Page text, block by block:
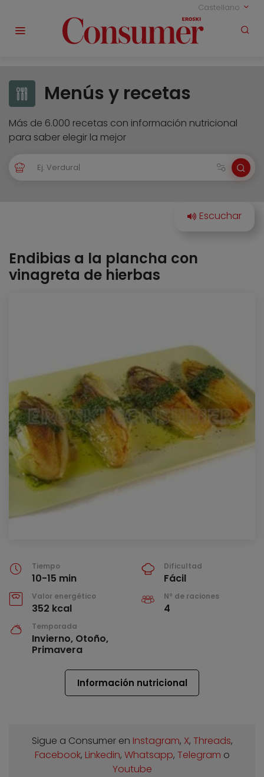
Castellano
Menús y recetas
Más de 6.000 recetas con información nutricional
para saber elegir la mejor
Endibias a la plancha con
vinagreta de hierbas
Tiempo
10-15 min
Dificultad
Fácil
Valor energético
352 kcal
Nº de raciones
4
Temporada
Invierno, Otoño,
Primavera
Información nutricional
Sigue a Consumer en Instagram, X, Threads,
Facebook, Linkedin, Whatsapp, Telegram o
Youtube